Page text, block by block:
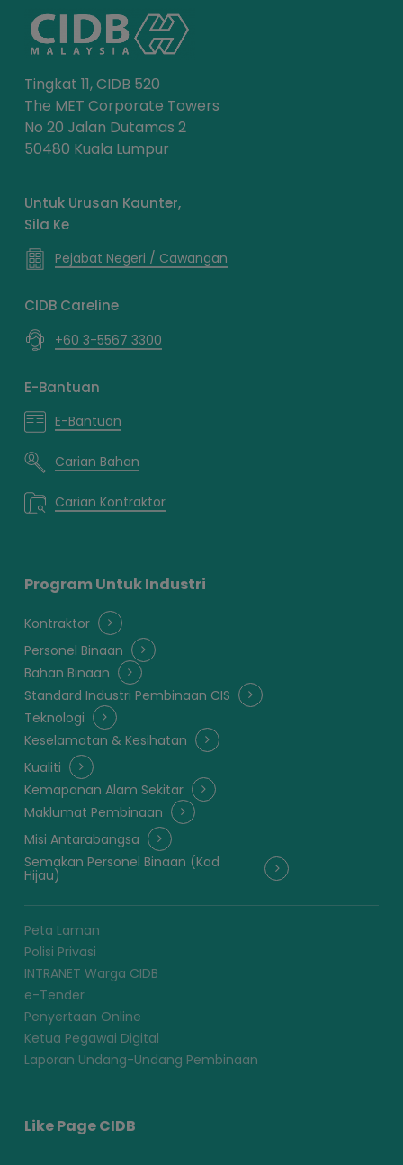
Tingkat 11, CIDB 520
The MET Corporate Towers
No 20 Jalan Dutamas 2
50480 Kuala Lumpur
Untuk Urusan Kaunter,
Sila Ke
Pejabat Negeri / Cawangan
CIDB Careline
+60 3-5567 3300
E-Bantuan
E-Bantuan
Carian Bahan
Carian Kontraktor
Program Untuk Industri
Kontraktor
Personel Binaan
Bahan Binaan
Standard Industri Pembinaan CIS
Teknologi
Keselamatan & Kesihatan
Kualiti
Kemapanan Alam Sekitar
Maklumat Pembinaan
Misi Antarabangsa
Semakan Personel Binaan (Kad
Hijau)
Peta Laman
Polisi Privasi
INTRANET Warga CIDB
e-Tender
Penyertaan Online
Ketua Pegawai Digital
Laporan Undang-Undang Pembinaan
Like Page CIDB